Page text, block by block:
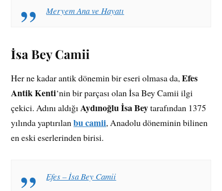
Meryem Ana ve Hayatı
İsa Bey Camii
Her ne kadar antik dönemin bir eseri olmasa da,Efes
Antik Kenti‘nin bir parçası olan İsa Bey Camii ilgi
çekici. Adını aldığıAydınoğlu İsa Beytarafından 1375
yılında yaptırılanbu camii, Anadolu döneminin bilinen
en eski eserlerinden birisi.
Efes – İsa Bey Camii